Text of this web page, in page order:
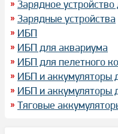
Зарядное
Зарядные устройства
ИБП
ИБП для аквариума
ИБП для пелетного
ИБП и аккумуляторы
ИБП и аккумуляторы
Тяговые